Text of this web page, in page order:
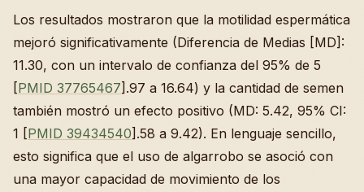
Los resultados mostraron que la motilidad espermática
mejoró significativamente (Diferencia de Medias [MD]:
11.30, con un intervalo de confianza del 95% de 5
[PMID 37765467].97 a 16.64) y la cantidad de semen
también mostró un efecto positivo (MD: 5.42, 95% CI:
1 [PMID 39434540].58 a 9.42). En lenguaje sencillo,
esto significa que el uso de algarrobo se asoció con
una mayor capacidad de movimiento de los